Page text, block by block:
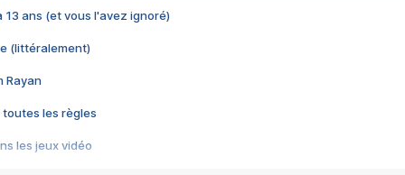
13 ans (et vous l'avez ignoré)
(littéralement)
Rayan
toutes les règles
les jeux vidéo